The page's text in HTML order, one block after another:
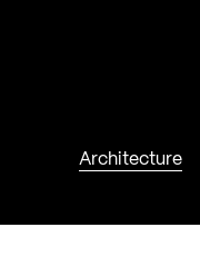
Architecture